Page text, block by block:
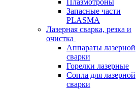
Плазмотроны
Запасные части
PLASMA
Лазерная сварка, резка и
очистка
Аппараты лазерной
сварки
Горелки лазерные
Сопла для лазерной
сварки